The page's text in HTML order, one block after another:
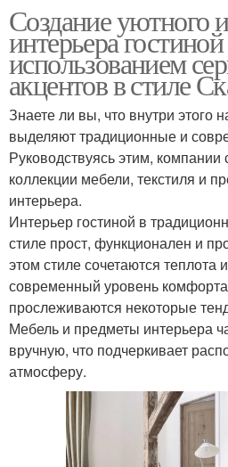
Создание уютного
интерьера
использованием
акцентов в стиле
Знаете ли вы, что внутри этого
выделяют традиционные и
Руководствуясь этим,
коллекции мебели, текстиля и
интерьера.
Интерьер гостиной в
стиле прост, функционален и
этом стиле сочетаются теплота
современный уровень
прослеживаются некоторые
Мебель и предметы интерьера
вручную, что подчеркивает
атмосферу.